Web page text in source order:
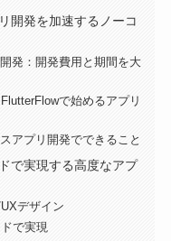
開発を加速するノーコ
発：開発費用と期間を大
で始めるアプリ
アプリ開発でできること
で実現する高度なアプ
デザイン
で実現